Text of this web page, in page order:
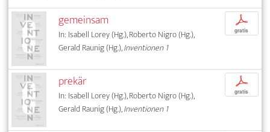
gemeinsam
In: Isabell Lorey (Hg.), Roberto Nigro (Hg.),
Gerald Raunig (Hg.),Inventionen 1
p
gratis
prekär
In: Isabell Lorey (Hg.), Roberto Nigro (Hg.),
Gerald Raunig (Hg.),Inventionen 1
p
gratis